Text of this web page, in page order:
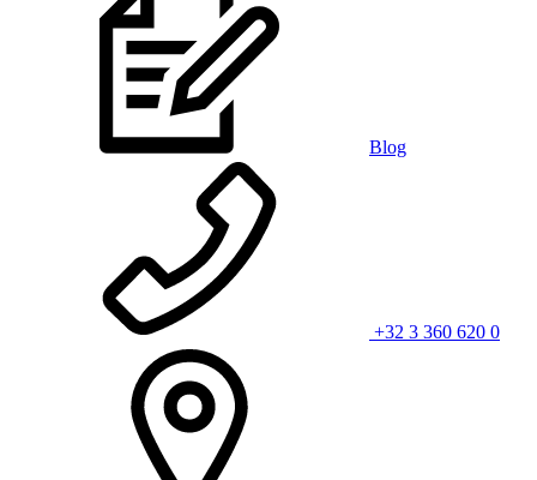
Blog
+32 3 360 620 0